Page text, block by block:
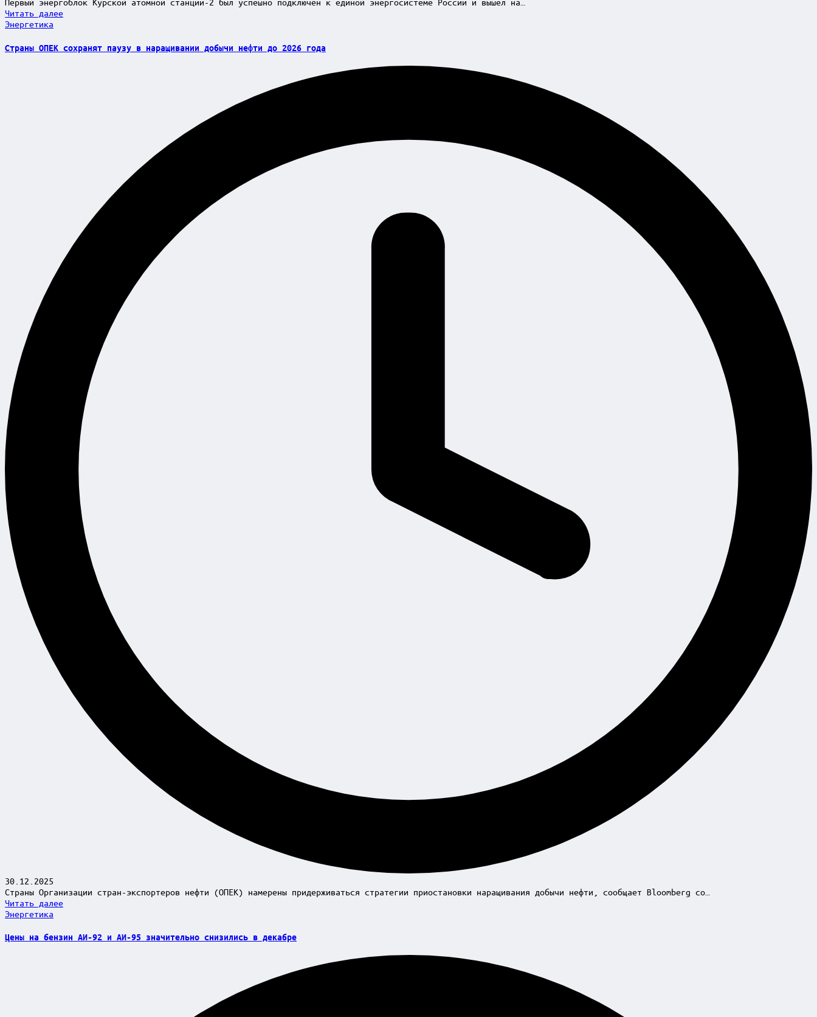
Читать далее
Posted
Энергетика
Страны ОПЕК сохранят паузу в наращивании добычи нефти до 2026 года
30.12.2025
Страны Организации стран-экспортеров нефти (ОПЕК) намерены придерживаться стратегии приостановки наращивания добычи нефти, сообщает Bloomberg со…
Читать далее
Posted
Энергетика
Цены на бензин AИ-92 и AИ-95 значительно снизились в декабре